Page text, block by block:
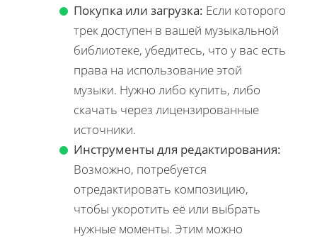
Покупка или загрузка: Если которого
трек доступен в вашей музыкальной
библиотеке, убедитесь, что у вас есть
права на использование этой
музыки. Нужно либо купить, либо
скачать через лицензированные
источники.
Инструменты для редактирования:
Возможно, потребуется
отредактировать композицию,
чтобы укоротить её или выбрать
нужные моменты. Этим можно